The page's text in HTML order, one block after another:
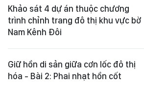
Khảo sát 4 dự án thuộc chương
trình chỉnh trang đô thị khu vực bờ
Nam Kênh Đôi
Giữ hồn di sản giữa cơn lốc đô thị
hóa - Bài 2: Phai nhạt hồn cốt